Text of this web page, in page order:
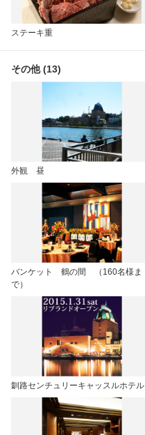
ステーキ重
その他 (13)
外観 昼
バンケット 鶴の間 （160名様ま
で）
釧路センチュリーキャッスルホテル